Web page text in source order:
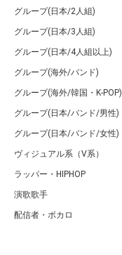
グループ(日本/2人組)
グループ(日本/3人組)
グループ(日本/4人組以上)
グループ(海外/バンド)
グループ(海外/韓国・K-POP)
グループ(日本/バンド/男性)
グループ(日本/バンド/女性)
ヴィジュアル系（V系）
ラッパー・HIPHOP
演歌歌手
配信者・ボカロ